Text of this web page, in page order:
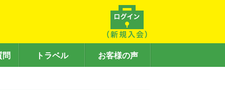
問 トラベル お客様の声